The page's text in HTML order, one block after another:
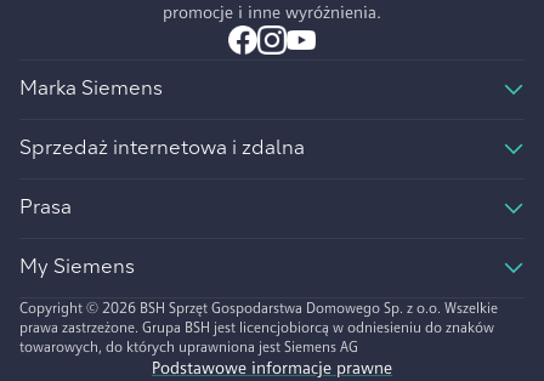
promocje i inne wyróżnienia.
Marka Siemens
Sprzedaż internetowa i zdalna
Prasa
My Siemens
Copyright © 2026 BSH Sprzęt Gospodarstwa Domowego Sp. z o.o. Wszelkie
prawa zastrzeżone. Grupa BSH jest licencjobiorcą w odniesieniu do znaków
towarowych, do których uprawniona jest Siemens AG
Podstawowe informacje prawne